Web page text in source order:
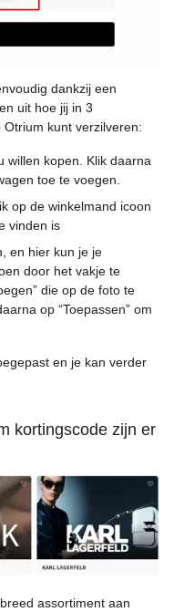
dankzij een
uit hoe jij in 3
kunt verzilveren:
willen kopen. Klik daarna
toe te voegen.
op de winkelmand icoon
vinden is
en hier kun je je
door het vakje te
die op de foto te
op “Toepassen” om
en je kan verder
kortingscode zijn er
assortiment aan